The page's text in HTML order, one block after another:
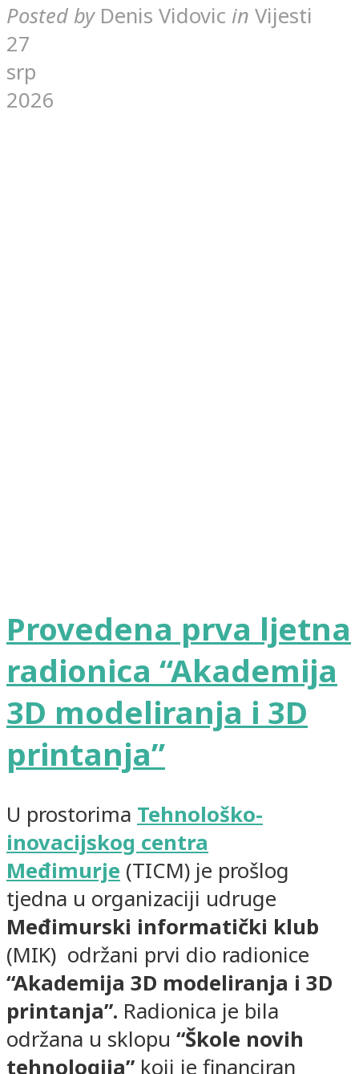
Posted by Denis Vidovic in Vijesti
27
srp
2026
Provedena prva ljetna
radionica “Akademija
3D modeliranja i 3D
printanja”
U prostorima Tehnološko-
inovacijskog centra
Međimurje (TICM) je prošlog
tjedna u organizaciji udruge
Međimurski informatički klub
(MIK) održani prvi dio radionice
“Akademija 3D modeliranja i 3D
printanja”. Radionica je bila
održana u sklopu “Škole novih
tehnologija” koji je financiran